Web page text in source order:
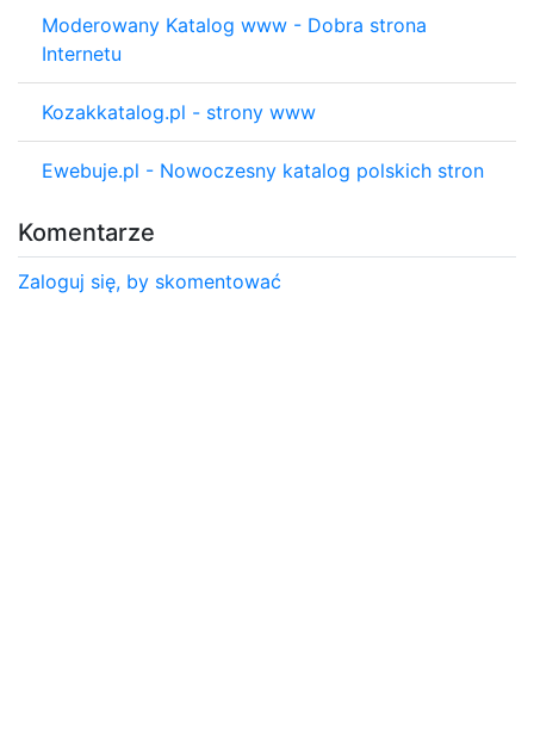
Moderowany Katalog www - Dobra strona
Internetu
Kozakkatalog.pl - strony www
Ewebuje.pl - Nowoczesny katalog polskich stron
Komentarze
Zaloguj się, by skomentować